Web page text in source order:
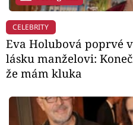
Sledujte nás
CELEBRITY
Eva Holubová poprvé
lásku manželovi:
že mám kluka